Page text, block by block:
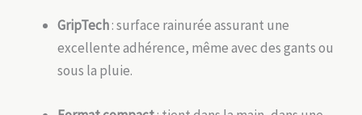
GripTech: surface rainurée assurant une
excellente adhérence, même avec des gants ou
sous la pluie.